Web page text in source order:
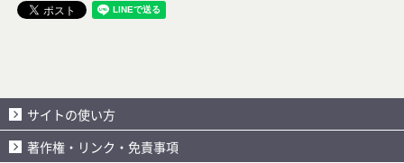
サイトの使い方
著作権・リンク・免責事項